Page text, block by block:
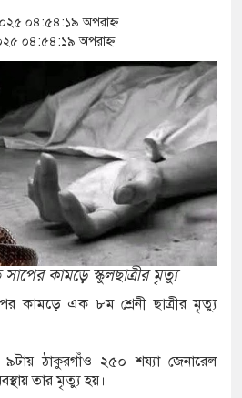
সহ মাদক কারবারী
৯
হুথির নিশানায়,
উদ্যোগে
উদ্বোধন
এসিল্যান্ড
০৪:৫৪:১৯ অপরাহ্ন
০৪:৫৪:১৯ অপরাহ্ন
সাপের কামড়ে স্কুলছাত্রীর মৃত্যু
কামড়ে এক ৮ম শ্রেনী ছাত্রীর মৃত্যু
ঠাকুরগাঁও ২৫০ শয্যা জেনারেল
তার মৃত্যু হয়।